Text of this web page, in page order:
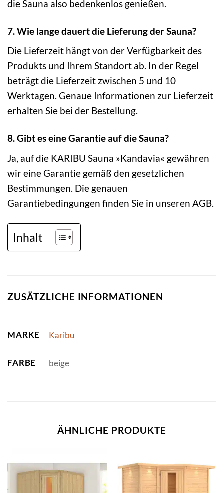
die Sauna also bedenkenlos genießen.
7. Wie lange dauert die Lieferung der Sauna?
Die Lieferzeit hängt von der Verfügbarkeit des
Produkts und Ihrem Standort ab. In der Regel
beträgt die Lieferzeit zwischen 5 und 10
Werktagen. Genaue Informationen zur Lieferzeit
erhalten Sie bei der Bestellung.
8. Gibt es eine Garantie auf die Sauna?
Ja, auf die KARIBU Sauna »Kandavia« gewähren
wir eine Garantie gemäß den gesetzlichen
Bestimmungen. Die genauen
Garantiebedingungen finden Sie in unseren AGB.
Inhalt
ZUSÄTZLICHE INFORMATIONEN
MARKE Karibu
FARBE beige
ÄHNLICHE PRODUKTE